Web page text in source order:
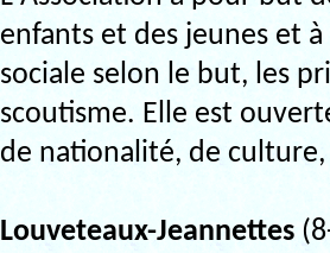
enfants et des jeunes et
sociale selon le but, les
scoutisme. Elle est
de nationalité, de
Louveteaux-Jeannettes